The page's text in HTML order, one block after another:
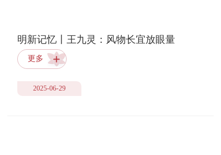
明新记忆丨王九灵：风物长宜放眼量
更多
2025-06-29